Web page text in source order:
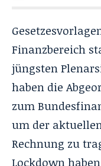
Finanzbereich
jüngsten
haben die
zum
um der
Rechnung zu
Lockdown